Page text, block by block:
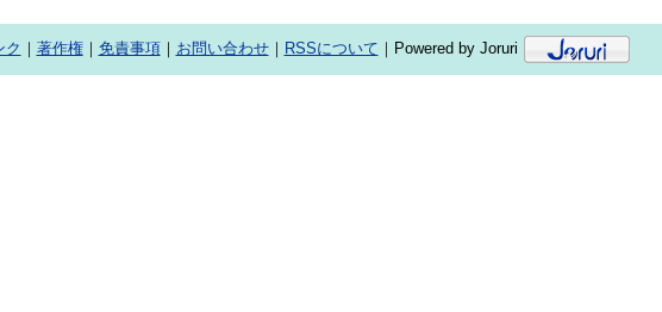
ク ｜ 著作権｜ 免責事項｜ お問い合わせ｜ RSSについて ｜Powered by Joruri